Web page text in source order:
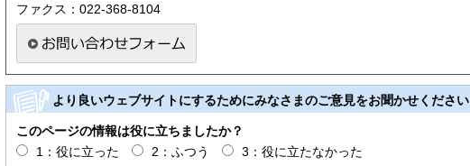
ファクス：022-368-8104
より良いウェブサイトにするためにみなさまのご意見をお聞かせください
このページの情報は役に立ちましたか？
1：役に立った
2：ふつう
3：役に立たなかった